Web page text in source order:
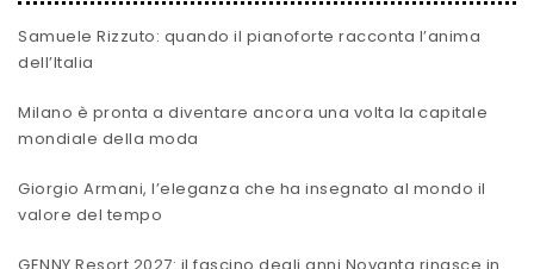
Samuele Rizzuto: quando il pianoforte racconta l’anima
dell’Italia
Milano è pronta a diventare ancora una volta la capitale
mondiale della moda
Giorgio Armani, l’eleganza che ha insegnato al mondo il
valore del tempo